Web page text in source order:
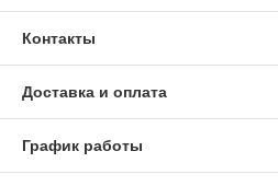
Контакты
Доставка и оплата
График работы